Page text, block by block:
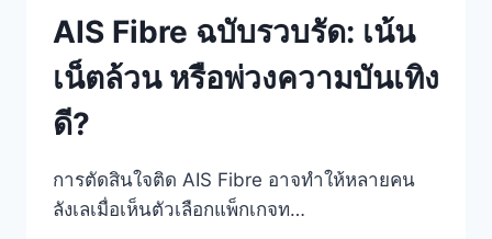
AIS Fibre ฉบับรวบรัด: เน้น
เน็ตล้วน หรือพ่วงความบันเทิง
ดี?
การตัดสินใจติด AIS Fibre อาจทำให้หลายคน
ลังเลเมื่อเห็นตัวเลือกแพ็กเกจท…